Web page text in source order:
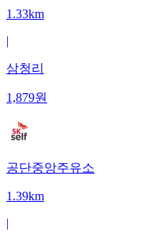
1.33km
|
삼청리
1,879원
공단중앙주유소
1.39km
|